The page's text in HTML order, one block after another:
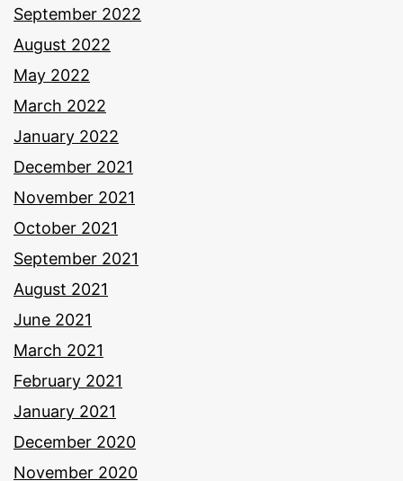
September 2022
August 2022
May 2022
March 2022
January 2022
December 2021
November 2021
October 2021
September 2021
August 2021
June 2021
March 2021
February 2021
January 2021
December 2020
November 2020